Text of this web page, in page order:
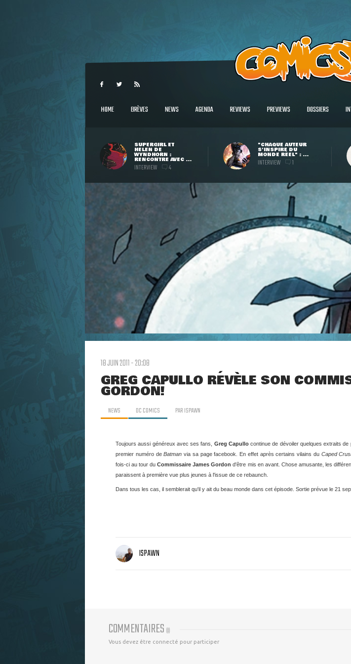
HOME BRÈVES NEWS AGENDA REVIEWS PREVIEWS DOSSIERS
SUPERGIRL ET
HELEN DE
WYNDHORN :
RENCONTRE AVEC ...
INTERVIEW 4
"CHAQUE AUTEUR
S'INSPIRE DU
MONDE RÉEL" : ...
INTERVIEW 1
18 JUIN 2011 - 20:08
GREG CAPULLO RÉVÈLE SON
GORDON!
NEWS DC COMICS PARISPAWN
Toujours aussi généreux avec ses fans, Greg Capullocontinue de dévoiler quelques extraits de
premier numéro deBatmanvia sa page facebook. En effet après certains vilains du Caped
fois-ci au tour duCommissaire James Gordond'être mis en avant. Chose amusante, les
paraissent à première vue plus jeunes à l'issue de ce rebaunch.
Dans tous les cas, il semblerait qu'il y ait du beau monde dans cet épisode. Sortie prévue le 21
ISPAWN
COMMENTAIRES (0)
Vous devez être connecté pour participer